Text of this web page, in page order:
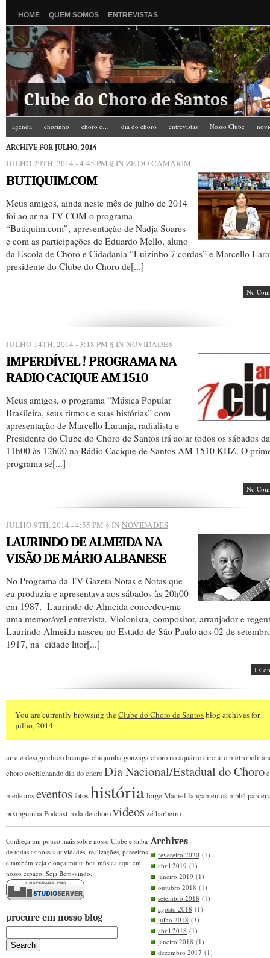
HOME QUEM SOMOS ENTREVISTAS
Clube do Choro de Santos
agenda chorinho choro e… dia do choro entrevistas Nosso Clube
Zé do Camarim
ARCHIVE FOR JULHO, 2014
JULHO 29TH, 2014 - 4:45 PM § IN ZÉ DO CAMARIM
BUTIQUIM.COM
Meus amigos, ainda neste mês de julho de 2014
foi ao ar na TV COM o programa
“Butiquim.com”, apresentação de Nadja Soares
e com as participações de Eduardo Mello, aluno
da Escola de Choro e Cidadania “Luizinho 7 cordas” e Marcello
presidente do Clube do Choro de[...]
No
JULHO 14TH, 2014 - 3:18 PM § IN NOVIDADES
IMPERDÍVEL ! PROGRAMA NA
RADIO CACIQUE AM 1510
Meus amigos, o programa “Música Popular
Brasileira, seus ritmos e suas histórias” com
apresentação de Marcello Laranja, radialista e
Presidente do Clube do Choro de Santos irá ao ar todos os sábados
11h00 às 12h00 na Rádio Cacique de Santos AM 1510 KHZ. O
programa se[...]
No
JULHO 9TH, 2014 - 4:55 PM § IN NOVIDADES
LAURINDO DE ALMEIDA NA
VISÃO DE MÁRIO ALBANESE
No Programa da TV Gazeta Notas e Notas que
eu produzia e apresentava aos sábados às 20h00
em 1987, Laurindo de Almeida concedeu-me
uma memorável entrevista. Violonista, compositor, arranjador e
Laurindo Almeida nasceu no Estado de São Paulo aos 02 de
1917, na cidade litor[...]
1
You are currently browsing theClube do Choro de Santosblog archives for
julho, 2014.
arte e designchico buarque chiquinha gonzagachoro no aquáriocircuito
chorocochichandodia do choroDia Nacional/Estadual do Choro
medeiroseventos fotoshistóriaJorge Maciel lançamentosmpb4
pixinguinhaPodcastroda de chorovideos zé barbeiro
Conheça um pouco mais sobre nosso Clube e saiba
de todas as nossas atividades, realizações, parceiros
e também veja e ouça muita boa música aqui em
nosso espaço. Seja Bem-vindo.
procure em nosso blog
Archives
fevereiro 2020 (1)
abril 2019 (1)
janeiro 2019 (1)
outubro 2018 (1)
setembro 2018 (1)
agosto 2018 (1)
julho 2018 (3)
abril 2018 (1)
janeiro 2018 (1)
dezembro 2017 (1)